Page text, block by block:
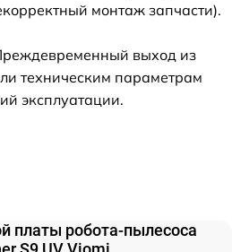
монтаж запчасти).
выход из
техническим параметрам
эксплуатации.
платы робота-пылесоса